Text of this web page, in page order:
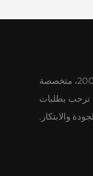
أدوات تيانكسين في زانغجياغانغ، تأسست عام 2003، متخصصة
بطلبات